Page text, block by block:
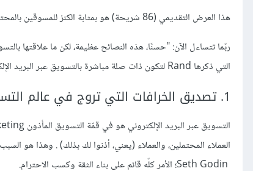
هذا العرض التقديمي (86 شريحة) هو بمثابة الكنز للمسوقين بالمحتوى.
ربّما تتساءل الآن: "حسنًا، هذه النصائح عظيمة، لكن ما علاقتها
التي ذكرها Rand لتكون ذات صلة مباشرة بالتسويق عبر البريد الإلكتروني.
1. تصديق الخرافات التي تروج في عالم التسويق عبر البريد الإلكتروني
العملاء المحتملين، والعملاء (يعني، أذنوا لك بذلك) . وهذا هو